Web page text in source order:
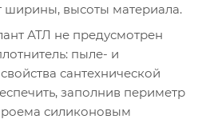
ширины, высоты материала.
АТЛ не предусмотрен
пыле- и
сантехнической
заполнив периметр
силиконовым